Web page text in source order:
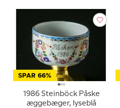
SPAR 66%
1986 Steinböck Påske
æggebæger, lyseblå